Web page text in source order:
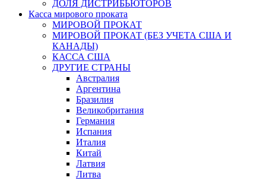
ДОЛЯ ДИСТРИБЬЮТОРОВ
Касса мирового проката
МИРОВОЙ ПРОКАТ
МИРОВОЙ ПРОКАТ (БЕЗ УЧЕТА США И
КАНАДЫ)
КАССА США
ДРУГИЕ СТРАНЫ
Австралия
Аргентина
Бразилия
Великобритания
Германия
Испания
Италия
Китай
Латвия
Литва